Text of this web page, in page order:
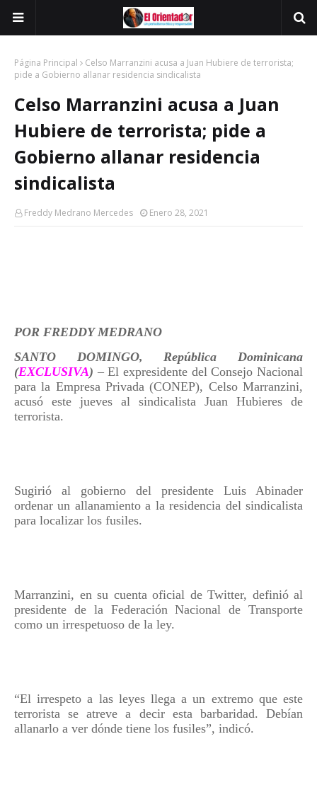
Página Principal
Celso Marranzini acusa a Juan Hubiere de terrorista;
pide a Gobierno allanar residencia sindicalista
Celso Marranzini acusa a Juan
Hubiere de terrorista; pide a
Gobierno allanar residencia
sindicalista
Freddy Medrano Mercedes Enero 28, 2021
POR FREDDY MEDRANO
SANTO DOMINGO, República Dominicana
(EXCLUSIVA) – El expresidente del Consejo Nacional
para la Empresa Privada (CONEP), Celso Marranzini,
acusó este jueves al sindicalista Juan Hubieres de
terrorista.
Sugirió al gobierno del presidente Luis Abinader
ordenar un allanamiento a la residencia del sindicalista
para localizar los fusiles.
Marranzini, en su cuenta oficial de Twitter, definió al
presidente de la Federación Nacional de Transporte
como un irrespetuoso de la ley.
“El irrespeto a las leyes llega a un extremo que este
terrorista se atreve a decir esta barbaridad. Debían
allanarlo a ver dónde tiene los fusiles”, indicó.